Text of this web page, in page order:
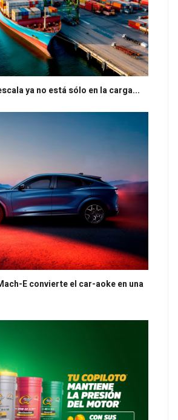
ya no está sólo en la carga...
E convierte el car-aoke en una